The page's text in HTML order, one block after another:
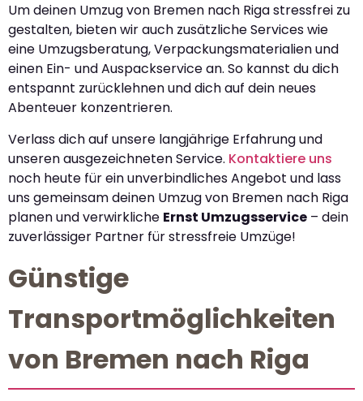
Um deinen Umzug von Bremen nach Riga stressfrei zu
gestalten, bieten wir auch zusätzliche Services wie
eine Umzugsberatung, Verpackungsmaterialien und
einen Ein- und Auspackservice an. So kannst du dich
entspannt zurücklehnen und dich auf dein neues
Abenteuer konzentrieren.
Verlass dich auf unsere langjährige Erfahrung und
unseren ausgezeichneten Service. Kontaktiere uns
noch heute für ein unverbindliches Angebot und lass
uns gemeinsam deinen Umzug von Bremen nach Riga
planen und verwirkliche Ernst Umzugsservice – dein
zuverlässiger Partner für stressfreie Umzüge!
Günstige
Transportmöglichkeiten
von Bremen nach Riga